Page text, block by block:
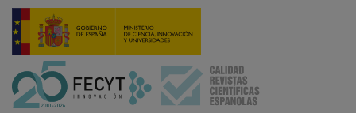
Pasar
contenido